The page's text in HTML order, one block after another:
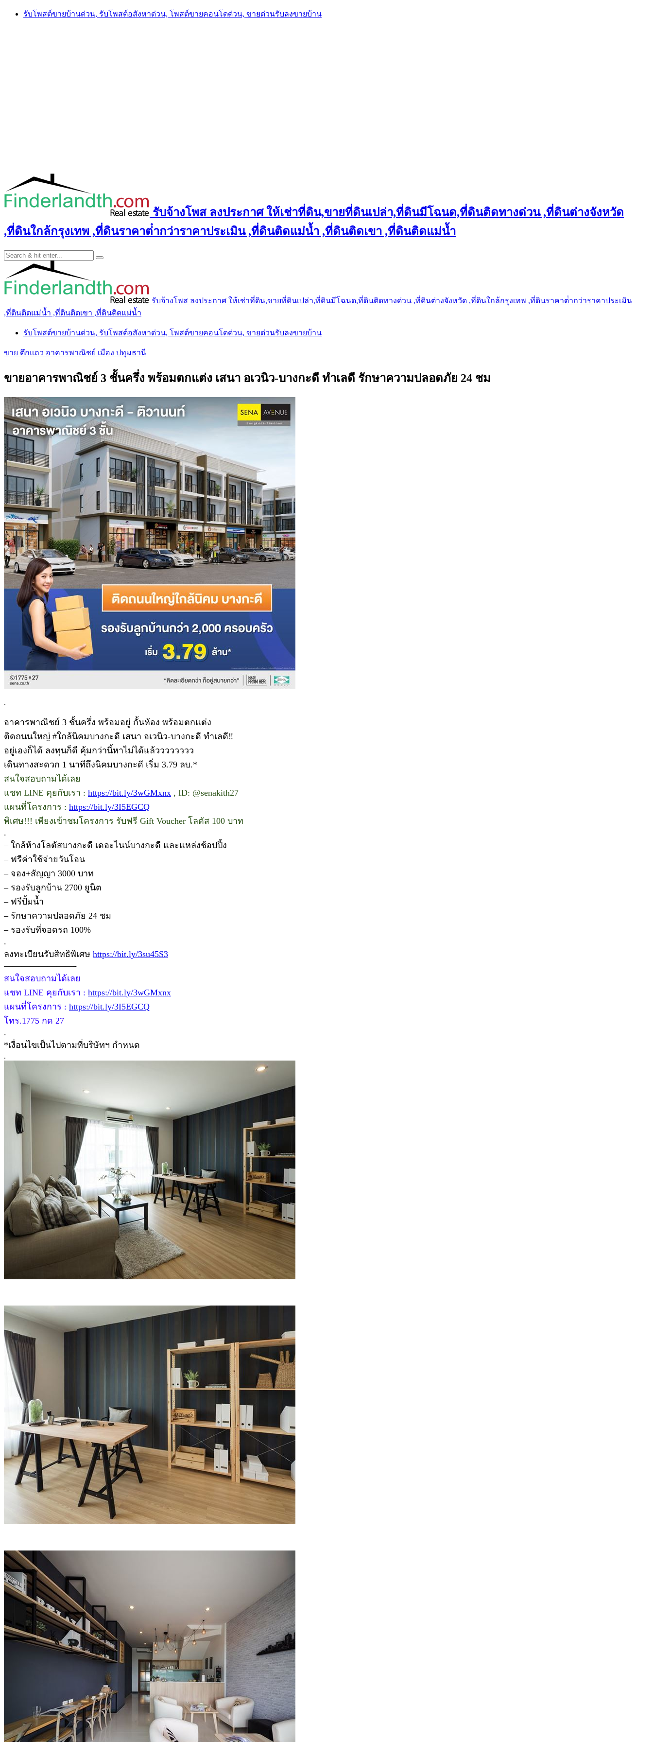
Skip
รับโพสต์ขายบ้านด่วน, รับโพสต์อสังหาด่วน, โพสต์ขายคอนโดด่วน, ขายด่วนรับลงขายบ้าน
รับจ้างโพส ลงประกาศ ให้เช่าที่ดิน,ขายที่ดินเปล่า,ที่ดินมีโฉนด,ที่ดินติดทางด่วน ,ที่ดินต่างจังหวัด
,ที่ดินใกล้กรุงเทพ ,ที่ดินราคาต่ํากว่าราคาประเมิน ,ที่ดินติดแม่น้ำ ,ที่ดินติดเขา ,ที่ดินติดแม่น้ำ
รับจ้างโพส ลงประกาศ ให้เช่าที่ดิน,ขายที่ดินเปล่า,ที่ดินมีโฉนด,ที่ดินติดทางด่วน ,ที่ดินต่างจังหวัด ,ที่ดินใกล้กรุงเทพ ,ที่ดินราคาต่ํากว่าราคาประเมิน
,ที่ดินติดแม่น้ำ ,ที่ดินติดเขา ,ที่ดินติดแม่น้ำ
รับโพสต์ขายบ้านด่วน, รับโพสต์อสังหาด่วน, โพสต์ขายคอนโดด่วน, ขายด่วนรับลงขายบ้าน
ขาย ตึกแถว อาคารพาณิชย์ เมือง ปทุมธานี
ขายอาคารพาณิชย์ 3 ชั้นครึ่ง พร้อมตกแต่ง เสนา อเวนิว-บางกะดี ทำเลดี รักษาความปลอดภัย 24 ชม
.
อาคารพาณิชย์ 3 ชั้นครึ่ง พร้อมอยู่ กั้นห้อง พร้อมตกแต่ง
ติดถนนใหญ่ #ใกล้นิคมบางกะดี เสนา อเวนิว-บางกะดี ทำเลดี‼
อยู่เองก็ได้ ลงทุนก็ดี คุ้มกว่านี้หาไม่ได้แล้วววววววว
เดินทางสะดวก 1 นาทีถึงนิคมบางกะดี เริ่ม 3.79 ลบ.*
สนใจสอบถามได้เลย
แชท LINE คุยกับเรา : https://bit.ly/3wGMxnx , ID: @senakith27
แผนที่โครงการ : https://bit.ly/3I5EGCQ
พิเศษ!!! เพียงเข้าชมโครงการ รับฟรี Gift Voucher โลตัส 100 บาท
.
– ใกล้ห้างโลตัสบางกะดี เดอะไนน์บางกะดี และแหล่งช้อปปิ้ง
– ฟรีค่าใช้จ่ายวันโอน
– จอง+สัญญา 3000 บาท
– รองรับลูกบ้าน 2700 ยูนิต
– ฟรีปั้มน้ำ
– รักษาความปลอดภัย 24 ชม
– รองรับที่จอดรถ 100%
.
ลงทะเบียนรับสิทธิพิเศษ https://bit.ly/3su45S3
————————-
สนใจสอบถามได้เลย
แชท LINE คุยกับเรา : https://bit.ly/3wGMxnx
แผนที่โครงการ : https://bit.ly/3I5EGCQ
โทร.1775 กด 27
.
*เงื่อนไขเป็นไปตามที่บริษัทฯ กำหนด
.